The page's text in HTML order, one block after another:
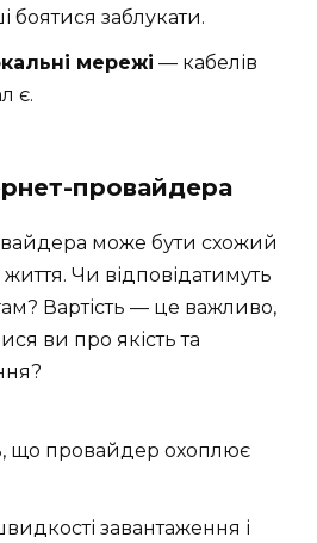
боятися заблукати.
мережі — кабелів
є.
провайдера
може бути схожий
Чи відповідатимуть
Вартість — це важливо,
ви про якість та
що провайдер охоплює
завантаження і